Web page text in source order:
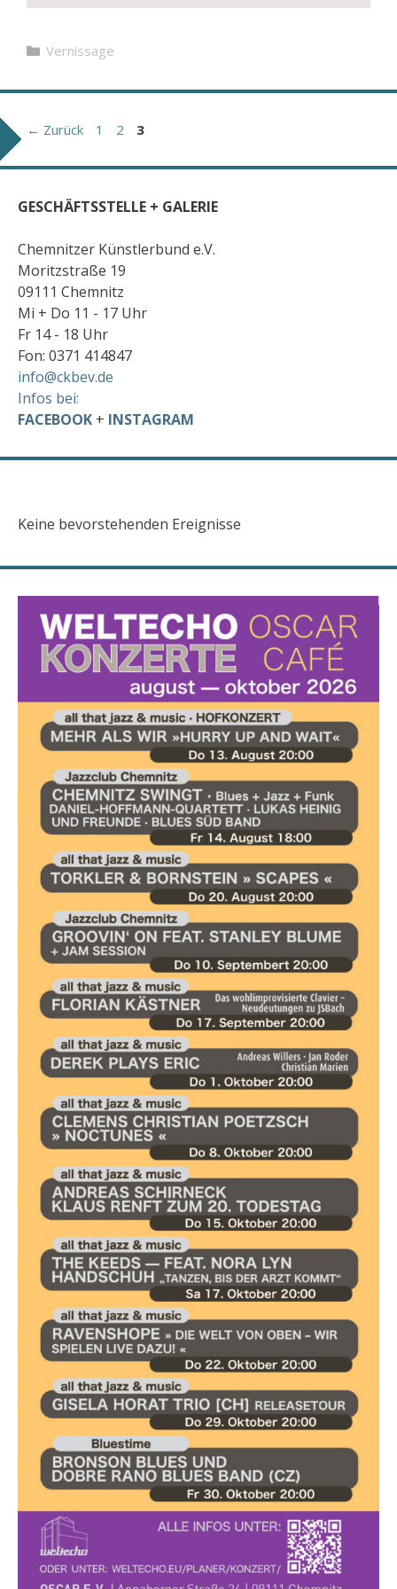
Kategorien
Vernissage
← Zurück Seite
1 Seite
2 Seite
3
GESCHÄFTSSTELLE + GALERIE
Chemnitzer Künstlerbund e.V.
Moritzstraße 19
09111 Chemnitz
Mi + Do 11 - 17 Uhr
Fr 14 - 18 Uhr
Fon: 0371 414847
info@ckbev.de
Infos bei:
FACEBOOK + INSTAGRAM
Keine bevorstehenden Ereignisse